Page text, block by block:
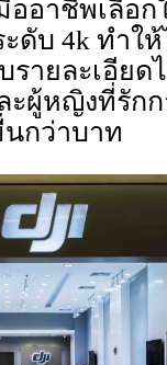
ออาชีพเลือก
ะดับ 4k ทำใ
ายละเอียด
ผู้หญิงที่รัก
กว่าบาท